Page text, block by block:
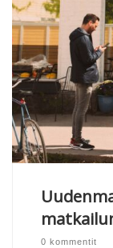
0 kommentit